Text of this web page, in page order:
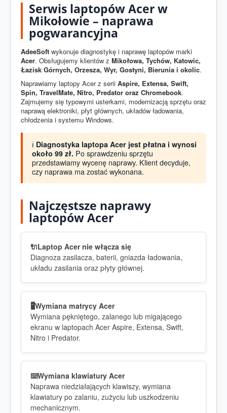
Serwis laptopów Acer w
Mikołowie – naprawa
pogwarancyjna
AdeeSoft wykonuje diagnostykę i naprawę laptopów marki
Acer. Obsługujemy klientów z Mikołowa, Tychów, Katowic,
Łazisk Górnych, Orzesza, Wyr, Gostyni, Bierunia i okolic.
Naprawiamy laptopy Acer z serii Aspire, Extensa, Swift,
Spin, TravelMate, Nitro, Predator oraz Chromebook.
Zajmujemy się typowymi usterkami, modernizacją sprzętu oraz
naprawą elektroniki, płyt głównych, układów ładowania,
chłodzenia i systemu Windows.
ℹ️ Diagnostyka laptopa Acer jest płatna i wynosi
około 99 zł. Po sprawdzeniu sprzętu
przedstawiamy wycenę naprawy. Klient decyduje,
czy naprawa ma zostać wykonana.
Najczęstsze naprawy
laptopów Acer
🔌Laptop Acer nie włącza się
Diagnoza zasilacza, baterii, gniazda ładowania,
układu zasilania oraz płyty głównej.
🖥️Wymiana matrycy Acer
Wymiana pękniętego, zalanego lub migającego
ekranu w laptopach Acer Aspire, Extensa, Swift,
Nitro i Predator.
⌨️Wymiana klawiatury Acer
Naprawa niedziałających klawiszy, wymiana
klawiatury po zalaniu, zużyciu lub uszkodzeniu
mechanicznym.